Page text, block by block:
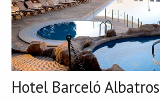
Hotel Barceló Albatros